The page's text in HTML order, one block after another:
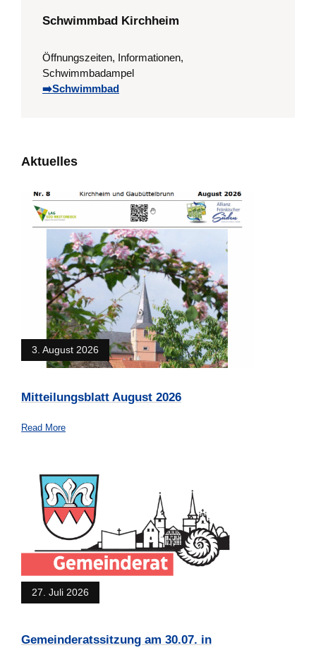
Schwimmbad Kirchheim
Öffnungszeiten, Informationen,
Schwimmbadampel
➡️Schwimmbad
Aktuelles
3. August 2026
Mitteilungsblatt August 2026
Read More
27. Juli 2026
Gemeinderatssitzung am 30.07. in